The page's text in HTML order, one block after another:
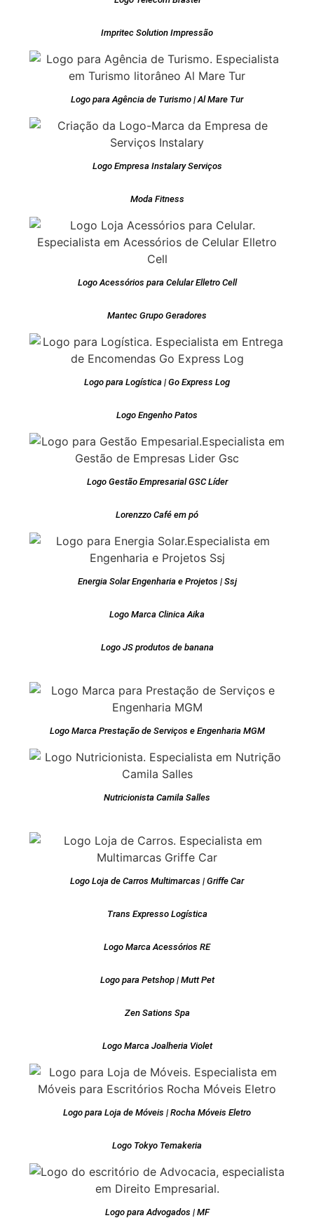
Impritec Solution Impressão
Logo para Agência de Turismo | Al Mare Tur
Logo Empresa Instalary Serviços
Moda Fitness
Logo Acessórios para Celular Elletro Cell
Mantec Grupo Geradores
Logo para Logística | Go Express Log
Logo Engenho Patos
Logo Gestão Empresarial GSC Líder
Lorenzzo Café em pó
Energia Solar Engenharia e Projetos | Ssj
Logo Marca Clinica Aika
Logo JS produtos de banana
Logo Marca Prestação de Serviços e Engenharia MGM
Nutricionista Camila Salles
Logo Loja de Carros Multimarcas | Griffe Car
Trans Expresso Logística
Logo Marca Acessórios RE
Logo para Petshop | Mutt Pet
Zen Sations Spa
Logo Marca Joalheria Violet
Logo para Loja de Móveis | Rocha Móveis Eletro
Logo Tokyo Temakeria
Logo para Advogados | MF